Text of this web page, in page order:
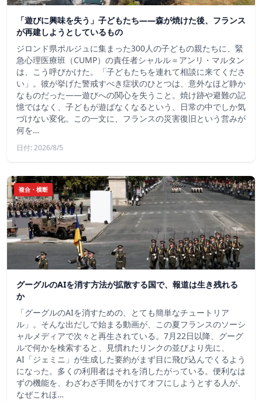
「遊びに興味を失う」子どもたち——森が焼けた後、フランス
が再建しようとしているもの
ジロンド県ポルジュに集まった300人の子どもの親たちに、緊
急心理医療班（CUMP）の責任者シャルル＝アンリ・マルタン
は、こう呼びかけた。「子どもたちを連れて相談に来てくださ
い」。彼が挙げた警戒すべき症状のひとつは、意外なほど静か
なものだった――遊びへの関心を失うこと。焼け跡や避難の記
憶ではなく、子どもが遊ばなくなるという、日常の中でしか気
づけない変化。この一文に、フランスの災害復旧という営みが
何を…
日付: 2026/8/5
複合・横断
グーグルのAIを消す方法が拡散する国で、報道は生き残れる
か
「グーグルのAIを消すための、とても簡単なチュートリア
ル」。そんな出だしで始まる動画が、この夏フランスのソーシ
ャルメディアで次々と再生されている。7月22日以降、グーグ
ルで何かを検索すると、見慣れたリンクの並びより先に、
AI「ジェミニ」が生成した要約がまず目に飛び込んでくるよう
になった。多くの利用者はそれを消したがっている。便利なは
ずの機能を、わざわざ手間をかけてオフにしようとする人が、
なぜこれほ…